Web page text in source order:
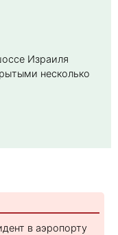
Израиля
несколько
в аэропорту